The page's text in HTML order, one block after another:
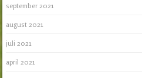
september 2021
august 2021
juli 2021
april 2021